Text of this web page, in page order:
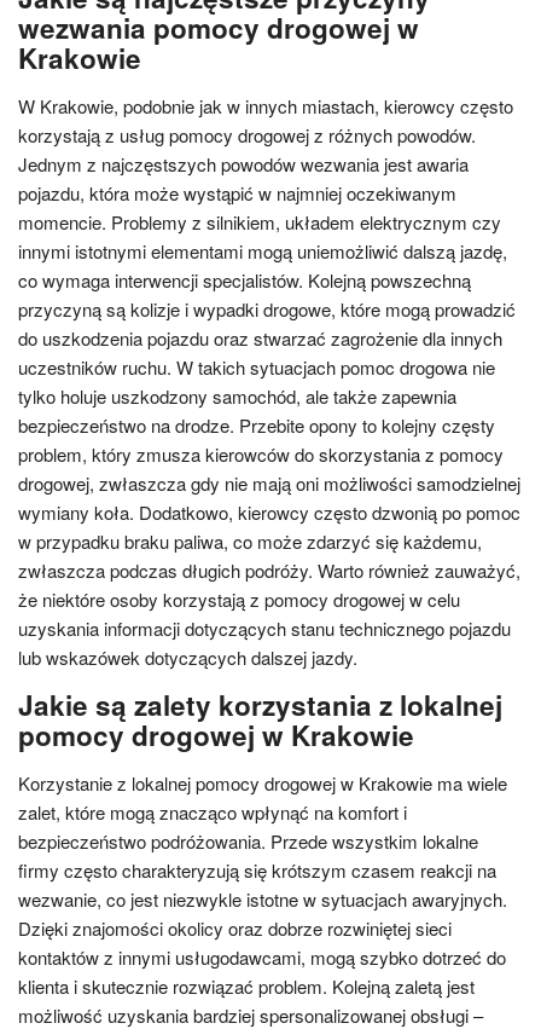
wezwania pomocy drogowej w
Krakowie
W Krakowie, podobnie jak w innych miastach, kierowcy często
korzystają z usług pomocy drogowej z różnych powodów.
Jednym z najczęstszych powodów wezwania jest awaria
pojazdu, która może wystąpić w najmniej oczekiwanym
momencie. Problemy z silnikiem, układem elektrycznym czy
innymi istotnymi elementami mogą uniemożliwić dalszą jazdę,
co wymaga interwencji specjalistów. Kolejną powszechną
przyczyną są kolizje i wypadki drogowe, które mogą prowadzić
do uszkodzenia pojazdu oraz stwarzać zagrożenie dla innych
uczestników ruchu. W takich sytuacjach pomoc drogowa nie
tylko holuje uszkodzony samochód, ale także zapewnia
bezpieczeństwo na drodze. Przebite opony to kolejny częsty
problem, który zmusza kierowców do skorzystania z pomocy
drogowej, zwłaszcza gdy nie mają oni możliwości samodzielnej
wymiany koła. Dodatkowo, kierowcy często dzwonią po pomoc
w przypadku braku paliwa, co może zdarzyć się każdemu,
zwłaszcza podczas długich podróży. Warto również zauważyć,
że niektóre osoby korzystają z pomocy drogowej w celu
uzyskania informacji dotyczących stanu technicznego pojazdu
lub wskazówek dotyczących dalszej jazdy.
Jakie są zalety korzystania z lokalnej
pomocy drogowej w Krakowie
Korzystanie z lokalnej pomocy drogowej w Krakowie ma wiele
zalet, które mogą znacząco wpłynąć na komfort i
bezpieczeństwo podróżowania. Przede wszystkim lokalne
firmy często charakteryzują się krótszym czasem reakcji na
wezwanie, co jest niezwykle istotne w sytuacjach awaryjnych.
Dzięki znajomości okolicy oraz dobrze rozwiniętej sieci
kontaktów z innymi usługodawcami, mogą szybko dotrzeć do
klienta i skutecznie rozwiązać problem. Kolejną zaletą jest
możliwość uzyskania bardziej spersonalizowanej obsługi –